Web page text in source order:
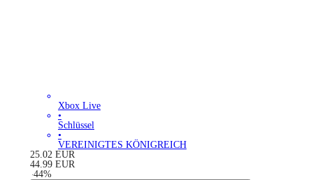
Xbox Live
•
Schlüssel
•
VEREINIGTES KÖNIGREICH
25.02 EUR
44.99 EUR
-44%